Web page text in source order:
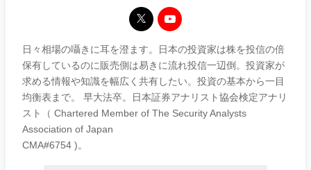
日々相場の囁きに耳を澄ます。日本の投資家は株を投信の倍
保有しているのに販売側は易きに流れ投信一辺倒。投資家が
求める情報や知識を幅広く共有したい。投資の基本から一目
均衡表まで。 早大法卒。日本証券アナリスト協会検定アナリ
スト（ Chartered Member of The Security Analysts
Association of Japan
CMA#6754 )。